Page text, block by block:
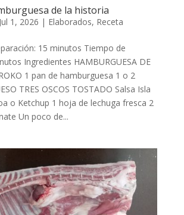
de la historia
Jul 1, 2026 | Elaborados, Receta
15 minutos Tiempo de
Ingredientes HAMBURGUESA DE
1 pan de hamburguesa 1 o 2
TRES OSCOS TOSTADO Salsa Isla
o Ketchup 1 hoja de lechuga fresca 2
Un poco de...